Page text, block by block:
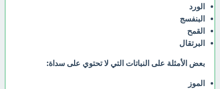
الورد
البنفسج
القمح
البرتقال
بعض الأمثلة على النباتات التي لا تحتوي على سداة:
الموز